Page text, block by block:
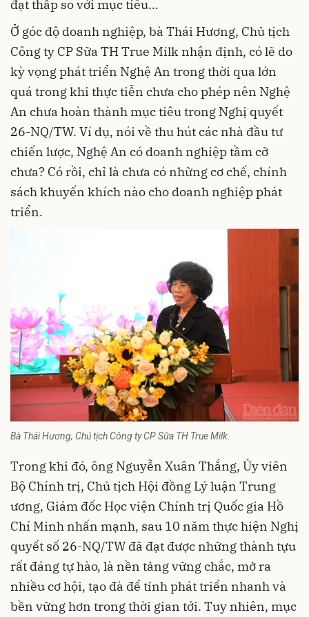
đạt thấp so với mục tiêu…
Ở góc độ doanh nghiệp, bà Thái Hương, Chủ tịch
Công ty CP Sữa TH True Milk nhận định, có lẽ do
kỳ vọng phát triển Nghệ An trong thời qua lớn
quá trong khi thực tiễn chưa cho phép nên Nghệ
An chưa hoàn thành mục tiêu trong Nghị quyết
26-NQ/TW. Ví dụ, nói về thu hút các nhà đầu tư
chiến lược, Nghệ An có doanh nghiệp tầm cỡ
chưa? Có rồi, chỉ là chưa có những cơ chế, chính
sách khuyến khích nào cho doanh nghiệp phát
triển.
Bà Thái Hương, Chủ tịch Công ty CP Sữa TH True Milk.
Trong khi đó, ông Nguyễn Xuân Thắng, Ủy viên
Bộ Chính trị, Chủ tịch Hội đồng Lý luận Trung
ương, Giám đốc Học viện Chính trị Quốc gia Hồ
Chí Minh nhấn mạnh, sau 10 năm thực hiện Nghị
quyết số 26-NQ/TW đã đạt được những thành tựu
rất đáng tự hào, là nền tảng vững chắc, mở ra
nhiều cơ hội, tạo đà để tỉnh phát triển nhanh và
bền vững hơn trong thời gian tới. Tuy nhiên, mục